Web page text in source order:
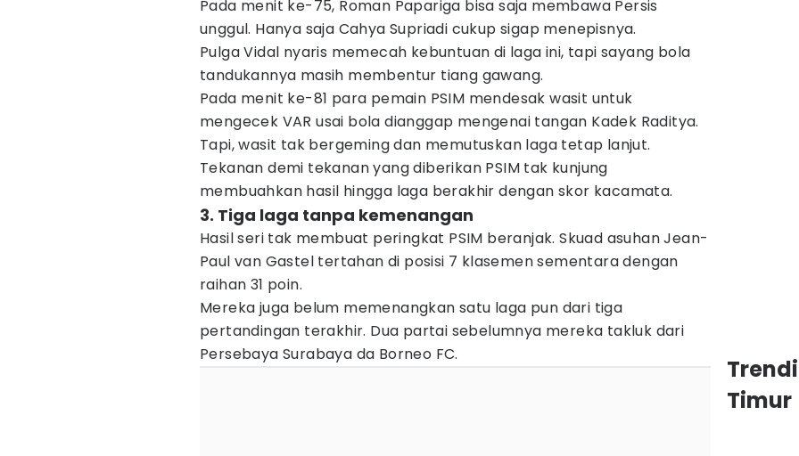
Pada menit ke-75, Roman Papariga bisa saja membawa Persis
unggul. Hanya saja Cahya Supriadi cukup sigap menepisnya.
Pulga Vidal nyaris memecah kebuntuan di laga ini, tapi sayang bola
tandukannya masih membentur tiang gawang.
Pada menit ke-81 para pemain PSIM mendesak wasit untuk
mengecek VAR usai bola dianggap mengenai tangan Kadek Raditya.
Tapi, wasit tak bergeming dan memutuskan laga tetap lanjut.
Tekanan demi tekanan yang diberikan PSIM tak kunjung
membuahkan hasil hingga laga berakhir dengan skor kacamata.
3. Tiga laga tanpa kemenangan
Hasil seri tak membuat peringkat PSIM beranjak. Skuad asuhan Jean-
Paul van Gastel tertahan di posisi 7 klasemen sementara dengan
raihan 31 poin.
Mereka juga belum memenangkan satu laga pun dari tiga
pertandingan terakhir. Dua partai sebelumnya mereka takluk dari
Persebaya Surabaya da Borneo FC.
Timur